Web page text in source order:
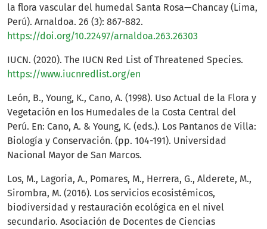
la flora vascular del humedal Santa Rosa—Chancay (Lima,
Perú). Arnaldoa. 26 (3): 867-882.
https://doi.org/10.22497/arnaldoa.263.26303
IUCN. (2020). The IUCN Red List of Threatened Species.
https://www.iucnredlist.org/en
León, B., Young, K., Cano, A. (1998). Uso Actual de la Flora y
Vegetación en los Humedales de la Costa Central del
Perú. En: Cano, A. & Young, K. (eds.). Los Pantanos de Villa:
Biología y Conservación. (pp. 104-191). Universidad
Nacional Mayor de San Marcos.
Los, M., Lagoria, A., Pomares, M., Herrera, G., Alderete, M.,
Sirombra, M. (2016). Los servicios ecosistémicos,
biodiversidad y restauración ecológica en el nivel
secundario. Asociación de Docentes de Ciencias